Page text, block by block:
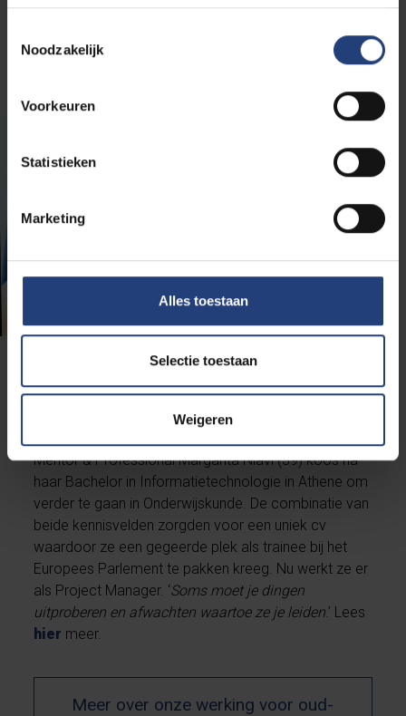
Noodzakelijk
Voorkeuren
Statistieken
Marketing
Alles toestaan
Selectie toestaan
Weigeren
VUB-Alumna Margarita Niavi
Mentor & Professional Margarita Niavi (39) koos na
haar Bachelor in Informatietechnologie in Athene om
verder te gaan in Onderwijskunde. De combinatie van
beide kennisvelden zorgden voor een uniek cv
waardoor ze een gegeerde plek als trainee bij het
Europees Parlement te pakken kreeg. Nu werkt ze er
als Project Manager. ‘Soms moet je dingen
uitproberen en afwachten waartoe ze je leiden.’ Lees
hier meer.
Meer over onze werking voor oud-